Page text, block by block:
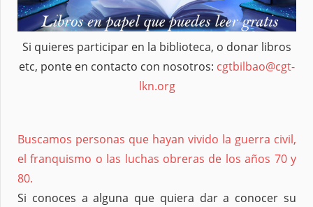
Si quieres participar en la biblioteca, o donar libros
etc, ponte en contacto con nosotros: cgtbilbao@cgt-
lkn.org
Buscamos personas que hayan vivido la guerra civil,
el franquismo o las luchas obreras de los años 70 y
80.
Si conoces a alguna que quiera dar a conocer su